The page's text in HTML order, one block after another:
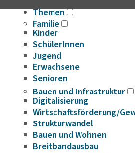
Themen
Familie
Kinder
SchülerInnen
Jugend
Erwachsene
Senioren
Bauen und Infrastruktur
Digitalisierung
Wirtschaftsförderung/
Strukturwandel
Bauen und Wohnen
Breitbandausbau